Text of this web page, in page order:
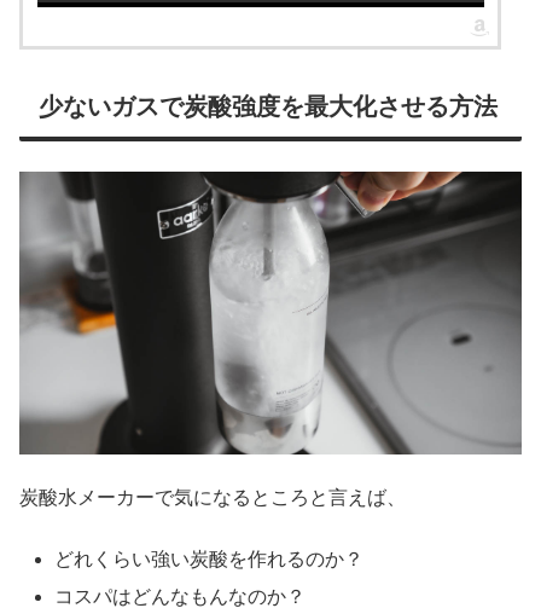
少ないガスで炭酸強度を最大化させる方法
炭酸水メーカーで気になるところと言えば、
どれくらい強い炭酸を作れるのか？
コスパはどんなもんなのか？